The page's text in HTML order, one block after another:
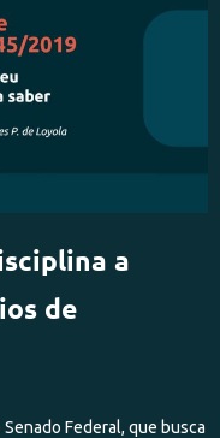
a
de
Federal, que busca